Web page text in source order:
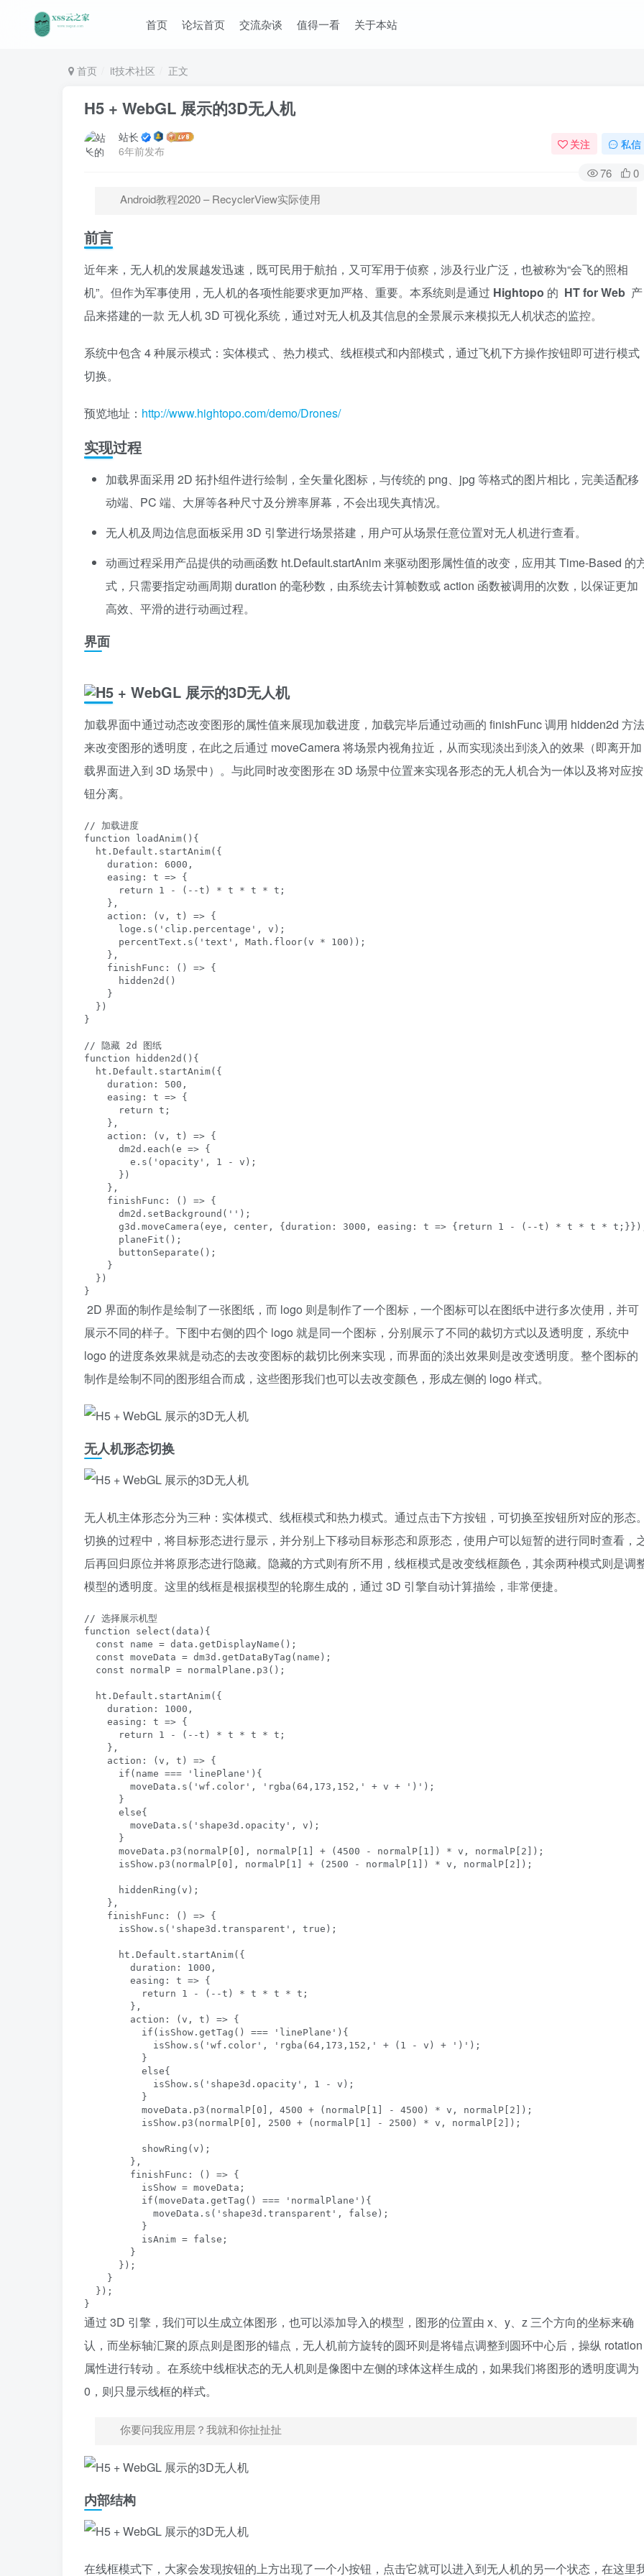
首页 论坛首页 交流杂谈 值得一看 关于本站
首页 it技术社区 正文
H5 + WebGL 展示的3D无人机
站长
6年前发布
关注 私信
76
0
Android教程2020 – RecyclerView实际使用
前言
近年来，无人机的发展越发迅速，既可民用于航拍，又可军用于侦察，涉及行业广泛，也被称为“会飞的照相
机”。但作为军事使用，无人机的各项性能要求更加严格、重要。本系统则是通过 Hightopo 的 HT for Web 产
品来搭建的一款 无人机 3D 可视化系统，通过对无人机及其信息的全景展示来模拟无人机状态的监控。
系统中包含 4 种展示模式：实体模式 、热力模式、线框模式和内部模式，通过飞机下方操作按钮即可进行模式
切换。
预览地址： http://www.hightopo.com/demo/Drones/
实现过程
加载界面采用 2D 拓扑组件进行绘制，全矢量化图标，与传统的 png、jpg 等格式的图片相比，完美适配移
动端、PC 端、大屏等各种尺寸及分辨率屏幕，不会出现失真情况。
无人机及周边信息面板采用 3D 引擎进行场景搭建，用户可从场景任意位置对无人机进行查看。
动画过程采用产品提供的动画函数 ht.Default.startAnim 来驱动图形属性值的改变，应用其 Time-Based 的
式，只需要指定动画周期 duration 的毫秒数，由系统去计算帧数或 action 函数被调用的次数，以保证更加
高效、平滑的进行动画过程。
界面
加载界面中通过动态改变图形的属性值来展现加载进度，加载完毕后通过动画的 finishFunc 调用 hidden2d 方法
来改变图形的透明度，在此之后通过 moveCamera 将场景内视角拉近，从而实现淡出到淡入的效果（即离开加
载界面进入到 3D 场景中）。与此同时改变图形在 3D 场景中位置来实现各形态的无人机合为一体以及将对应按
钮分离。
// 加载进度
function loadAnim(){
  ht.Default.startAnim({
    duration: 6000,
    easing: t => {
      return 1 - (--t) * t * t * t;
    },
    action: (v, t) => {
      loge.s('clip.percentage', v);
      percentText.s('text', Math.floor(v * 100));
    },
    finishFunc: () => {
      hidden2d()
    }
  })
}
// 隐藏 2d 图纸
function hidden2d(){
  ht.Default.startAnim({
    duration: 500,
    easing: t => {
      return t;
    },
    action: (v, t) => {
      dm2d.each(e => {
        e.s('opacity', 1 - v);
      })
    },
    finishFunc: () => {
      dm2d.setBackground('');
g3d.moveCamera(eye, center, {duration: 3000, easing: t => {return 1 - (--t) * t * t *
      planeFit();
      buttonSeparate();
    }
  })
}
2D 界面的制作是绘制了一张图纸，而 logo 则是制作了一个图标，一个图标可以在图纸中进行多次使用，并可
展示不同的样子。下图中右侧的四个 logo 就是同一个图标，分别展示了不同的裁切方式以及透明度，系统中
logo 的进度条效果就是动态的去改变图标的裁切比例来实现，而界面的淡出效果则是改变透明度。整个图标的
制作是绘制不同的图形组合而成，这些图形我们也可以去改变颜色，形成左侧的 logo 样式。
无人机形态切换
无人机主体形态分为三种：实体模式、线框模式和热力模式。通过点击下方按钮，可切换至按钮所对应的形态
切换的过程中，将目标形态进行显示，并分别上下移动目标形态和原形态，使用户可以短暂的进行同时查看，
后再回归原位并将原形态进行隐藏。隐藏的方式则有所不用，线框模式是改变线框颜色，其余两种模式则是调
模型的透明度。这里的线框是根据模型的轮廓生成的，通过 3D 引擎自动计算描绘，非常便捷。
// 选择展示机型
function select(data){
  const name = data.getDisplayName();
  const moveData = dm3d.getDataByTag(name);
  const normalP = normalPlane.p3();
  ht.Default.startAnim({
    duration: 1000,
    easing: t => {
      return 1 - (--t) * t * t * t;
    },
    action: (v, t) => {
      if(name === 'linePlane'){
        moveData.s('wf.color', 'rgba(64,173,152,' + v + ')');
      }
      else{
        moveData.s('shape3d.opacity', v);
      }
      moveData.p3(normalP[0], normalP[1] + (4500 - normalP[1]) * v, normalP[2]);
      isShow.p3(normalP[0], normalP[1] + (2500 - normalP[1]) * v, normalP[2]);
      hiddenRing(v);
    },
    finishFunc: () => {
      isShow.s('shape3d.transparent', true);
      ht.Default.startAnim({
        duration: 1000,
        easing: t => {
          return 1 - (--t) * t * t * t;
        },
        action: (v, t) => {
          if(isShow.getTag() === 'linePlane'){
            isShow.s('wf.color', 'rgba(64,173,152,' + (1 - v) + ')');
          }
          else{
            isShow.s('shape3d.opacity', 1 - v);
          }
          moveData.p3(normalP[0], 4500 + (normalP[1] - 4500) * v, normalP[2]);
          isShow.p3(normalP[0], 2500 + (normalP[1] - 2500) * v, normalP[2]);
          showRing(v);
        },
        finishFunc: () => {
          isShow = moveData;
          if(moveData.getTag() === 'normalPlane'){
            moveData.s('shape3d.transparent', false);
          }
          isAnim = false;
        }
      });
    }
  });
}
通过 3D 引擎，我们可以生成立体图形，也可以添加导入的模型，图形的位置由 x、y、z 三个方向的坐标来确
认，而坐标轴汇聚的原点则是图形的锚点，无人机前方旋转的圆环则是将锚点调整到圆环中心后，操纵 rotation
属性进行转动 。在系统中线框状态的无人机则是像图中左侧的球体这样生成的，如果我们将图形的透明度调为
0，则只显示线框的样式。
你要问我应用层？我就和你扯扯扯
内部结构
在线框模式下，大家会发现按钮的上方出现了一个小按钮，点击它就可以进入到无人机的另一个状态，在这里